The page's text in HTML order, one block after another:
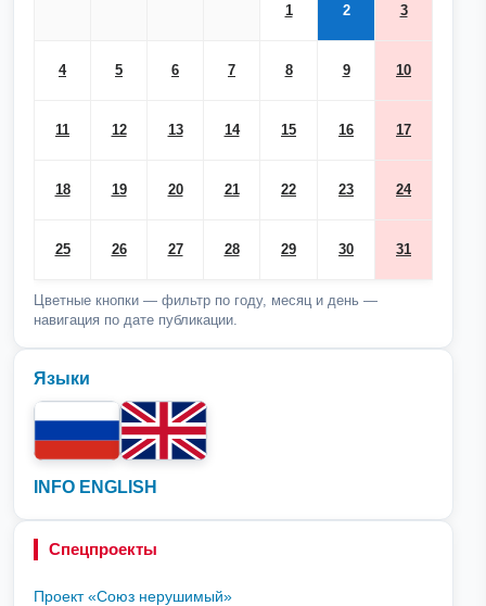
1 2 3
4 5 6 7 8 9 10
11 12 13 14 15 16 17
18 19 20 21 22 23 24
25 26 27 28 29 30 31
Цветные кнопки — фильтр по году, месяц и день —
навигация по дате публикации.
Языки
INFO ENGLISH
Спецпроекты
Проект «Союз нерушимый»